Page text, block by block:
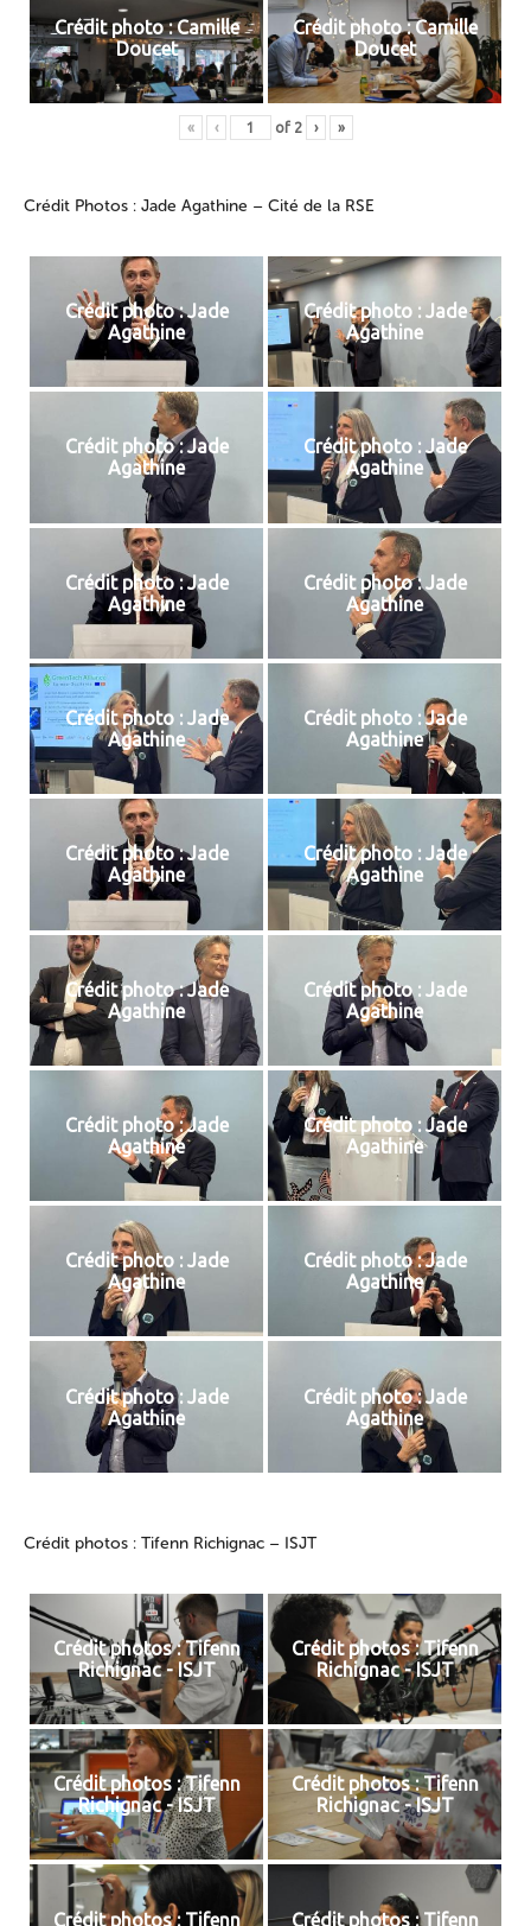
Crédit photo : Camille
Doucet
Crédit photo : Camille
Doucet
« ‹ of 2 › »
Crédit Photos : Jade Agathine – Cité de la RSE
Crédit photo : Jade
Agathine
Crédit photo : Jade
Agathine
Crédit photo : Jade
Agathine
Crédit photo : Jade
Agathine
Crédit photo : Jade
Agathine
Crédit photo : Jade
Agathine
Crédit photo : Jade
Agathine
Crédit photo : Jade
Agathine
Crédit photo : Jade
Agathine
Crédit photo : Jade
Agathine
Crédit photo : Jade
Agathine
Crédit photo : Jade
Agathine
Crédit photo : Jade
Agathine
Crédit photo : Jade
Agathine
Crédit photo : Jade
Agathine
Crédit photo : Jade
Agathine
Crédit photo : Jade
Agathine
Crédit photo : Jade
Agathine
Crédit photos : Tifenn Richignac – ISJT
Crédit photos : Tifenn
Richignac - ISJT
Crédit photos : Tifenn
Richignac - ISJT
Crédit photos : Tifenn
Richignac - ISJT
Crédit photos : Tifenn
Richignac - ISJT
Crédit photos : Tifenn
Crédit photos : Tifenn